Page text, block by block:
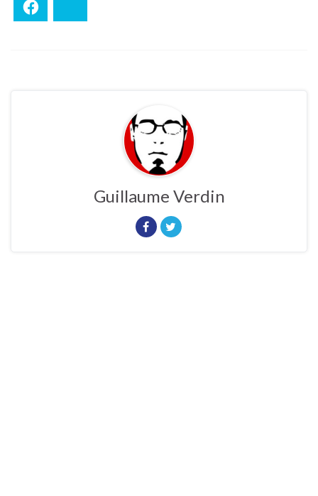
Guillaume Verdin